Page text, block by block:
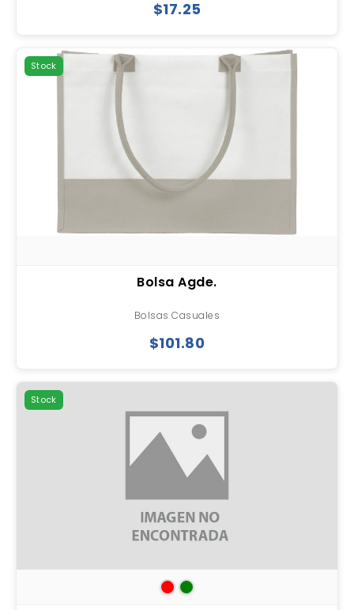
$17.25
Stock
Bolsa Agde.
Bolsas Casuales
$101.80
Stock